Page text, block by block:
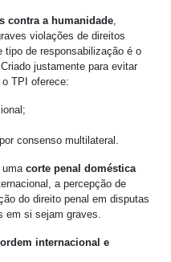
contra a humanidade,
violações de direitos
tipo de responsabilização é o
justamente para evitar
TPI oferece:
consenso multilateral.
uma corte penal doméstica
a percepção de
do direito penal em disputas
em si sejam graves.
internacional e